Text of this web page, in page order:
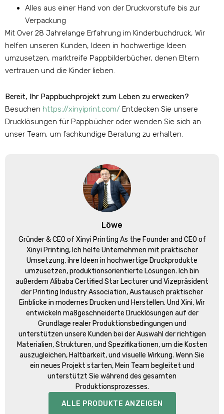
Alles aus einer Hand von der Druckvorstufe bis zur
Verpackung
Mit Over 28 Jahrelange Erfahrung im Kinderbuchdruck, Wir
helfen unseren Kunden, Ideen in hochwertige Ideen
umzusetzen, marktreife Pappbilderbücher, denen Eltern
vertrauen und die Kinder lieben.
Bereit, Ihr Pappbuchprojekt zum Leben zu erwecken?
Besuchen https://xinyiprint.com/ Entdecken Sie unsere
Drucklösungen für Pappbücher oder wenden Sie sich an
unser Team, um fachkundige Beratung zu erhalten.
Löwe
Gründer &CEO of Xinyi Printing As the Founder and CEO of
Xinyi Printing, Ich helfe Unternehmen mit praktischer
Umsetzung, ihre Ideen in hochwertige Druckprodukte
umzusetzen, produktionsorientierte Lösungen. Ich bin
außerdem Alibaba Certified Star Lecturer und Vizepräsident
der Printing Industry Association, Austausch praktischer
Einblicke in modernes Drucken und Herstellen. Und Xini, Wir
entwickeln maßgeschneiderte Drucklösungen auf der
Grundlage realer Produktionsbedingungen und
unterstützen unsere Kunden bei der Auswahl der richtigen
Materialien, Strukturen, und Spezifikationen, um die Kosten
auszugleichen, Haltbarkeit, und visuelle Wirkung. Wenn Sie
ein neues Projekt starten, Mein Team begleitet und
unterstützt Sie während des gesamten
Produktionsprozesses.
ALLE PRODUKTE ANZEIGEN